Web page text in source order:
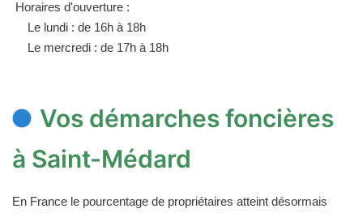
Horaires d'ouverture :
Le lundi : de 16h à 18h
Le mercredi : de 17h à 18h
Vos démarches foncières
à Saint-Médard
En France le pourcentage de propriétaires atteint désormais